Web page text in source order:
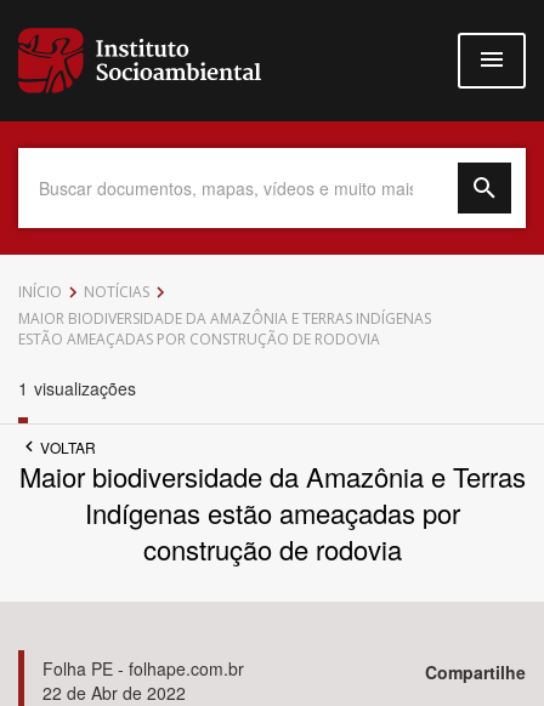
para
conteúdo
Data do Documento
Bioma / Bacia
Tema
INÍCIO
NOTÍCIAS
MAIOR BIODIVERSIDADE DA AMAZÔNIA E TERRAS INDÍGENAS
ESTÃO AMEAÇADAS POR CONSTRUÇÃO DE RODOVIA
1 visualizações
VOLTAR
Maior biodiversidade da Amazônia e Terras
Indígenas estão ameaçadas por
construção de rodovia
Folha PE - folhape.com.br
22 de Abr de 2022
Compartilhe